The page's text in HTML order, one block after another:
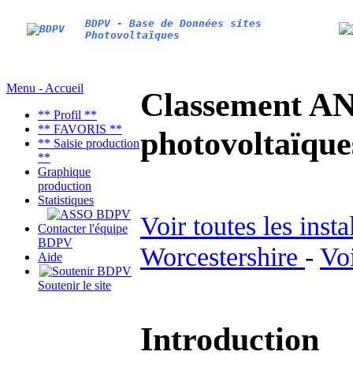
BDPV - Base de Données sites
Photovoltaïques
Menu - Accueil
** Profil **
** FAVORIS **
** Saisie production
**
Graphique
production
Statistiques
Contacter l'équipe
BDPV
Aide
Soutenir le site
Classement
Voir toutes les
Worcestershire -
Introduction